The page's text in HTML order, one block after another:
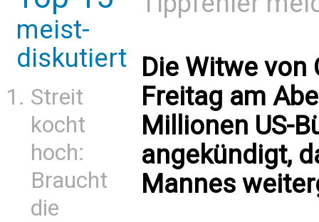
meist-
diskutiert
Streit
kocht
hoch:
Braucht
die
Die Witwe von
Freitag am
Millionen US-
angekündigt,
Mannes